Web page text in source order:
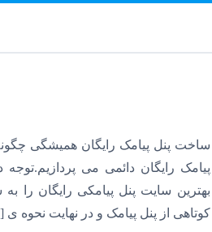
ساخت پنل پیامک رایگان همیشگی
پیامک رایگان دائمی می
بهترین سایت پنل پیامکی رایگان را
کوتاهی از پنل پیامک و در نهایت نحوه